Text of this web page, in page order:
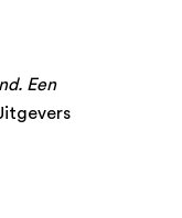
Een